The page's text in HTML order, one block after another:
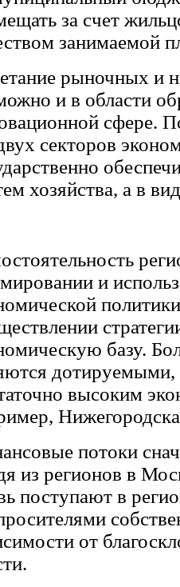
за счет
занимаемой
рыночных и
и в области
сфере.
секторов
хозяйства, а в
и
базу.
дотируемыми,
высоким
потоки
из регионов в
поступают в
от